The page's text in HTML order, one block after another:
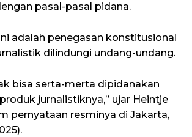
pasal-pasal pidana.
adalah penegasan konstitusional
dilindungi undang-undang.
bisa serta-merta dipidanakan
jurnalistiknya,” ujar Heintje
pernyataan resminya di Jakarta,